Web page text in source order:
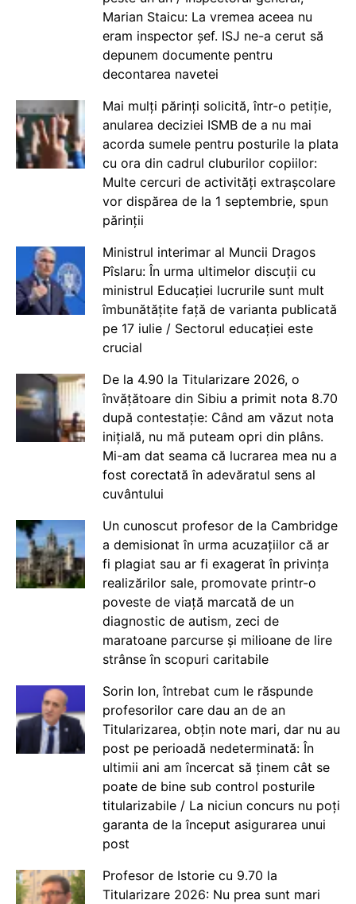
Marian Staicu: La vremea aceea nu
eram inspector șef. ISJ ne-a cerut să
depunem documente pentru
decontarea navetei
Mai mulți părinți solicită, într-o petiție,
anularea deciziei ISMB de a nu mai
acorda sumele pentru posturile la plata
cu ora din cadrul cluburilor copiilor:
Multe cercuri de activități extrașcolare
vor dispărea de la 1 septembrie, spun
părinții
Ministrul interimar al Muncii Dragos
Pîslaru: În urma ultimelor discuții cu
ministrul Educației lucrurile sunt mult
îmbunătățite față de varianta publicată
pe 17 iulie / Sectorul educației este
crucial
De la 4.90 la Titularizare 2026, o
învățătoare din Sibiu a primit nota 8.70
după contestație: Când am văzut nota
inițială, nu mă puteam opri din plâns.
Mi-am dat seama că lucrarea mea nu a
fost corectată în adevăratul sens al
cuvântului
Un cunoscut profesor de la Cambridge
a demisionat în urma acuzațiilor că ar
fi plagiat sau ar fi exagerat în privința
realizărilor sale, promovate printr-o
poveste de viață marcată de un
diagnostic de autism, zeci de
maratoane parcurse și milioane de lire
strânse în scopuri caritabile
Sorin Ion, întrebat cum le răspunde
profesorilor care dau an de an
Titularizarea, obțin note mari, dar nu au
post pe perioadă nedeterminată: În
ultimii ani am încercat să ținem cât se
poate de bine sub control posturile
titularizabile / La niciun concurs nu poți
garanta de la început asigurarea unui
post
Profesor de Istorie cu 9.70 la
Titularizare 2026: Nu prea sunt mari